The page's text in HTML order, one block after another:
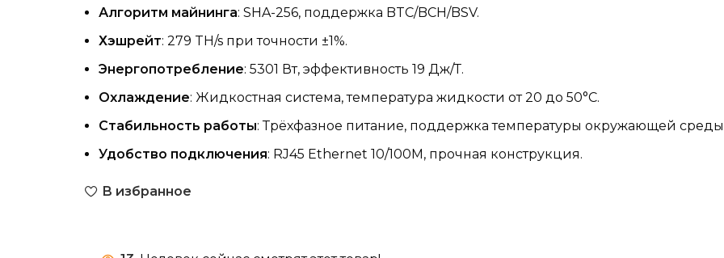
Алгоритм майнинга: SHA-256, поддержка BTC/BCH/BSV.
Хэшрейт: 279 TH/s при точности ±1%.
Энергопотребление: 5301 Вт, эффективность 19 Дж/Т.
Охлаждение: Жидкостная система, температура жидкости от 20 до 50°C.
Стабильность работы: Трёхфазное питание, поддержка температуры окружающей среды
Удобство подключения: RJ45 Ethernet 10/100M, прочная конструкция.
В избранное